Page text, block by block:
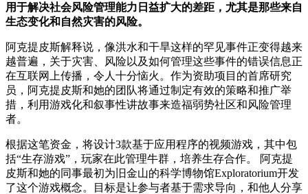
用于解决社会风险管理能力日益扩大的差距，尤其是那些来自
生态变化和自然灾害的风险。
阿克提皮斯解释说，像洪水和干旱这样的罕见事件正变得越来
越普遍，关于灾害、风险以及如何管理这些事件的错误信息正
在互联网上传播，令人十分恼火。作为资助项目的首席研究
员，阿克提皮斯和她的团队将通过制定有效的策略和推广举
措，利用游戏化和叙事性讲故事来造福弱势社区和风险管理
者。
根据这笔资金，将设计3款基于应用程序的视频游戏，其中包
括“生存游戏”，玩家在此管理牛群，培养生存合作。 阿克提
皮斯和她的同事最初为旧金山的科学博物馆Exploratorium开发
了这个游戏概念。目标是让参与者基于需求导向，和他人分享